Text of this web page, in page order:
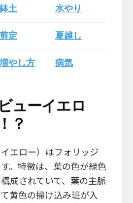
鉢土 水やり
剪定 夏越し
増やし方 病気
ューイエロ
？
エロー）はフォリッジ
。特徴は、葉の色が緑色
成されていて、葉の主脈
黄色の掃け込み班が入